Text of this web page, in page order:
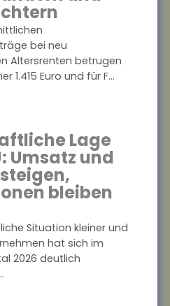
bei neu
Altersrenten betrugen
1.415 Euro und für F...
Lage
Umsatz und
bleiben
Situation kleiner und
hat sich im
2026 deutlich
stark
Altersrenten
2025 für Männer
und für F...
KMU:
und
steigen,